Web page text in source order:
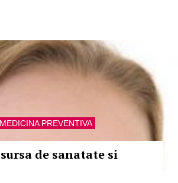
MEDICINA PREVENTIVA
de sanatate si